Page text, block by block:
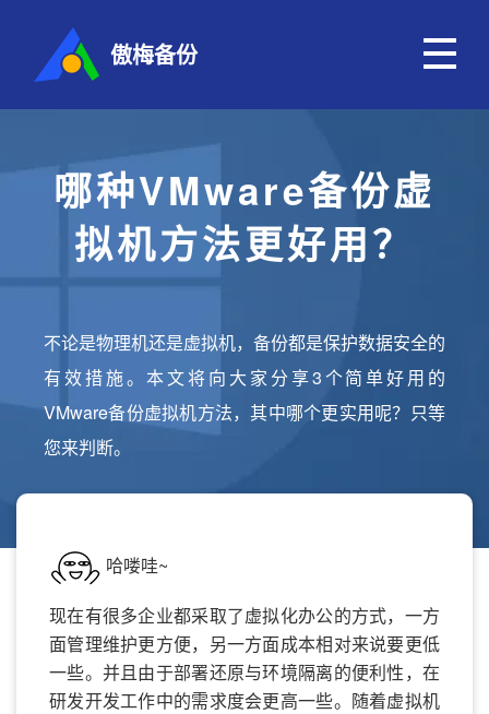
傲梅备份
哪种VMware备份虚
拟机方法更好用？
不论是物理机还是虚拟机，备份都是保护数据安全的
有效措施。本文将向大家分享3个简单好用的
VMware备份虚拟机方法，其中哪个更实用呢？只等
您来判断。
哈喽哇~
现在有很多企业都采取了虚拟化办公的方式，一方
面管理维护更方便，另一方面成本相对来说要更低
一些。并且由于部署还原与环境隔离的便利性，在
研发开发工作中的需求度会更高一些。随着虚拟机